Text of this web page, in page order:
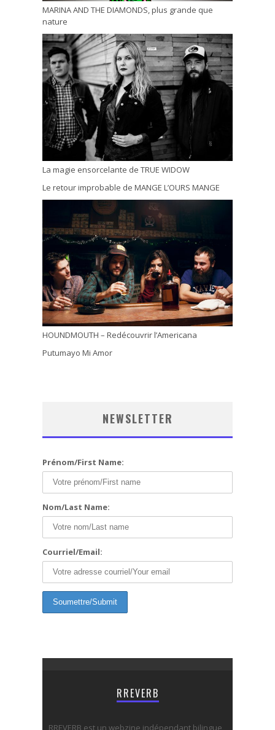
MARINA AND THE DIAMONDS, plus grande que
nature
La magie ensorcelante de TRUE WIDOW
Le retour improbable de MANGE L’OURS MANGE
HOUNDMOUTH – Redécouvrir l’Americana
Putumayo Mi Amor
NEWSLETTER
Prénom/First Name:
Nom/Last Name:
Courriel/Email:
RREVERB